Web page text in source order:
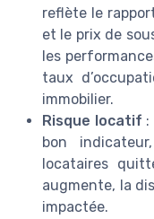
reflète le
et le prix de
les
taux
immobilier.
Risque locatif :
bon
locataires
augmente, la
impactée.